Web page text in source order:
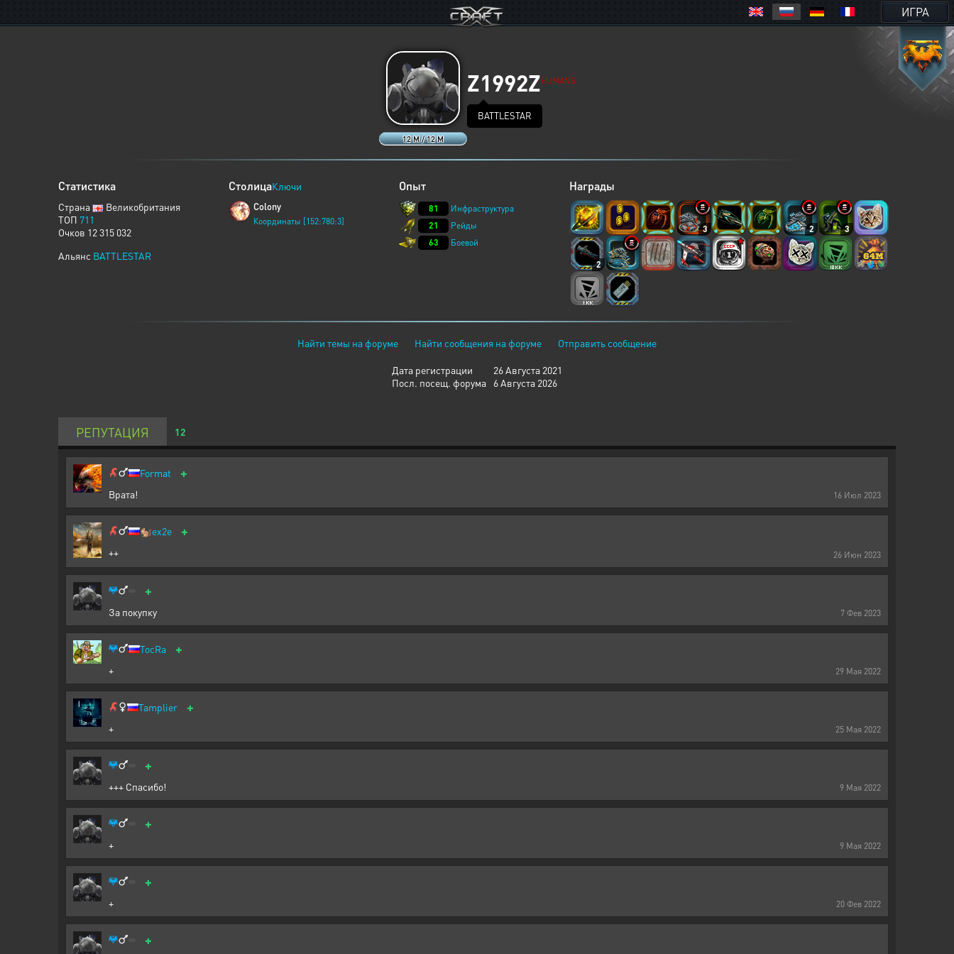
ИГРА
12 M / 12 M
Z1992ZHUMANS
BATTLESTAR
Статистика
Страна
Великобритания
ТОП 711
Очков 12 315 032
Альянс BATTLESTAR
СтолицаКлючи
Colony
Координаты [152:780:3]
Опыт
81
Инфраструктура
21
Рейды
63
Боевой
Награды
3 2 3
2
Найти темы на форуме Найти сообщения на форуме Отправить сообщение
Дата регистрации
26 Августа 2021
Посл. посещ. форума
6 Августа 2026
РЕПУТАЦИЯ 12
16 Июл 2023
Format +
Врата!
26 Июн 2023
🐿️ex2e +
++
7 Фев 2023
+
За покупку
29 Мая 2022
TocRa +
+
25 Мая 2022
Tamplier +
+
9 Мая 2022
+
+++ Спасибо!
9 Мая 2022
+
+
20 Фев 2022
+
+
+